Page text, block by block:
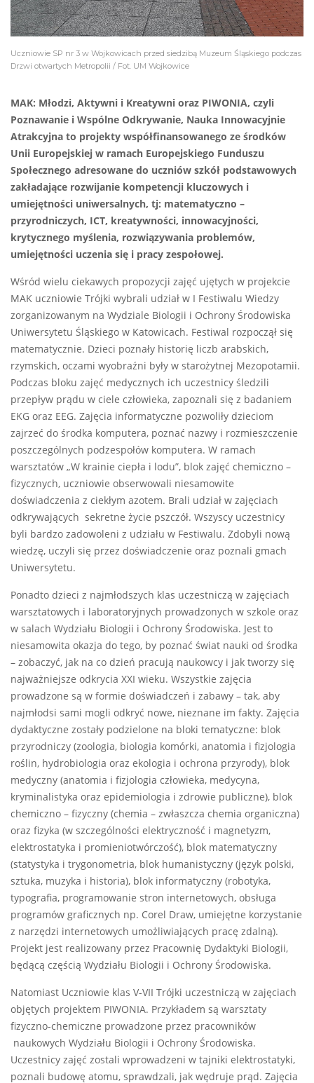
Uczniowie SP nr 3 w Wojkowicach przed siedzibą Muzeum Śląskiego podczas
Drzwi otwartych Metropolii / Fot. UM Wojkowice
MAK: Młodzi, Aktywni i Kreatywni oraz PIWONIA, czyli
Poznawanie i Wspólne Odkrywanie, Nauka Innowacyjnie
Atrakcyjna to projekty współfinansowanego ze środków
Unii Europejskiej w ramach Europejskiego Funduszu
Społecznego adresowane do uczniów szkół podstawowych
zakładające rozwijanie kompetencji kluczowych i
umiejętności uniwersalnych, tj: matematyczno –
przyrodniczych, ICT, kreatywności, innowacyjności,
krytycznego myślenia, rozwiązywania problemów,
umiejętności uczenia się i pracy zespołowej.
Wśród wielu ciekawych propozycji zajęć ujętych w projekcie
MAK uczniowie Trójki wybrali udział w I Festiwalu Wiedzy
zorganizowanym na Wydziale Biologii i Ochrony Środowiska
Uniwersytetu Śląskiego w Katowicach. Festiwal rozpoczął się
matematycznie. Dzieci poznały historię liczb arabskich,
rzymskich, oczami wyobraźni były w starożytnej Mezopotamii.
Podczas bloku zajęć medycznych ich uczestnicy śledzili
przepływ prądu w ciele człowieka, zapoznali się z badaniem
EKG oraz EEG. Zajęcia informatyczne pozwoliły dzieciom
zajrzeć do środka komputera, poznać nazwy i rozmieszczenie
poszczególnych podzespołów komputera. W ramach
warsztatów „W krainie ciepła i lodu”, blok zajęć chemiczno –
fizycznych, uczniowie obserwowali niesamowite
doświadczenia z ciekłym azotem. Brali udział w zajęciach
odkrywających sekretne życie pszczół. Wszyscy uczestnicy
byli bardzo zadowoleni z udziału w Festiwalu. Zdobyli nową
wiedzę, uczyli się przez doświadczenie oraz poznali gmach
Uniwersytetu.
Ponadto dzieci z najmłodszych klas uczestniczą w zajęciach
warsztatowych i laboratoryjnych prowadzonych w szkole oraz
w salach Wydziału Biologii i Ochrony Środowiska. Jest to
niesamowita okazja do tego, by poznać świat nauki od środka
– zobaczyć, jak na co dzień pracują naukowcy i jak tworzy się
najważniejsze odkrycia XXI wieku. Wszystkie zajęcia
prowadzone są w formie doświadczeń i zabawy – tak, aby
najmłodsi sami mogli odkryć nowe, nieznane im fakty. Zajęcia
dydaktyczne zostały podzielone na bloki tematyczne: blok
przyrodniczy (zoologia, biologia komórki, anatomia i fizjologia
roślin, hydrobiologia oraz ekologia i ochrona przyrody), blok
medyczny (anatomia i fizjologia człowieka, medycyna,
kryminalistyka oraz epidemiologia i zdrowie publiczne), blok
chemiczno – fizyczny (chemia – zwłaszcza chemia organiczna)
oraz fizyka (w szczególności elektryczność i magnetyzm,
elektrostatyka i promieniotwórczość), blok matematyczny
(statystyka i trygonometria, blok humanistyczny (język polski,
sztuka, muzyka i historia), blok informatyczny (robotyka,
typografia, programowanie stron internetowych, obsługa
programów graficznych np. Corel Draw, umiejętne korzystanie
z narzędzi internetowych umożliwiających pracę zdalną).
Projekt jest realizowany przez Pracownię Dydaktyki Biologii,
będącą częścią Wydziału Biologii i Ochrony Środowiska.
Natomiast Uczniowie klas V-VII Trójki uczestniczą w zajęciach
objętych projektem PIWONIA. Przykładem są warsztaty
fizyczno-chemiczne prowadzone przez pracowników
naukowych Wydziału Biologii i Ochrony Środowiska.
Uczestnicy zajęć zostali wprowadzeni w tajniki elektrostatyki,
poznali budowę atomu, sprawdzali, jak wędruje prąd. Zajęcia